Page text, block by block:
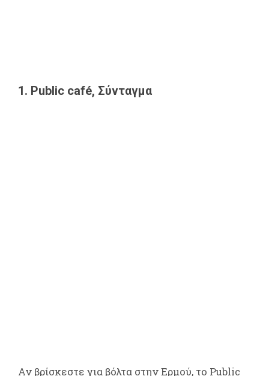
1. Public café, Σύνταγμα
Αν βρίσκεστε για βόλτα στην Ερμού, το Public